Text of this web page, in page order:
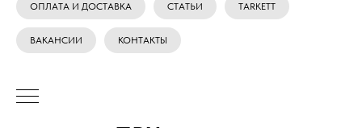
ОПЛАТА И ДОСТАВКА СТАТЬИ TARKETT
ВАКАНСИИ КОНТАКТЫ